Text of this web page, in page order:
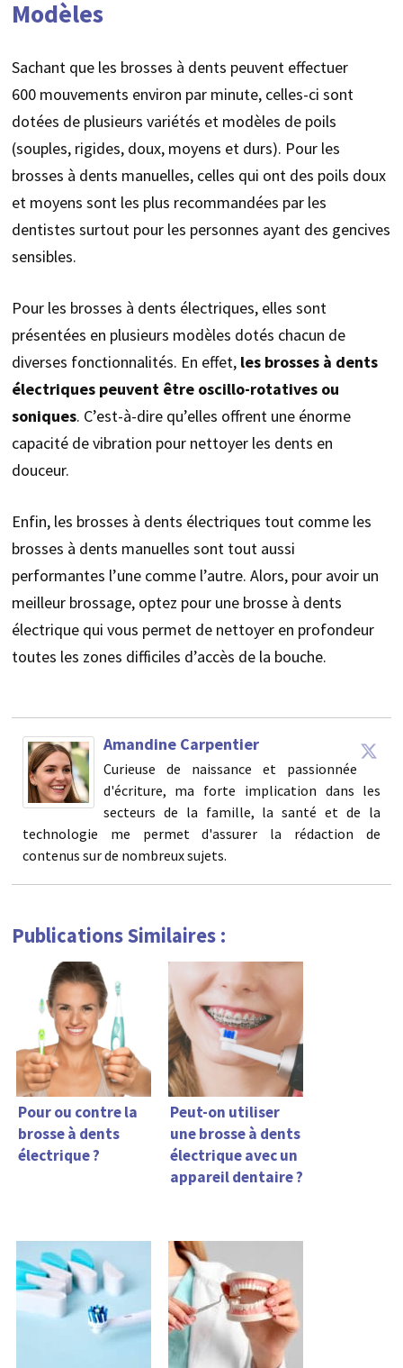
Modèles
Sachant que les brosses à dents peuvent effectuer
600 mouvements environ par minute, celles-ci sont
dotées de plusieurs variétés et modèles de poils
(souples, rigides, doux, moyens et durs). Pour les
brosses à dents manuelles, celles qui ont des poils doux
et moyens sont les plus recommandées par les
dentistes surtout pour les personnes ayant des gencives
sensibles.
Pour les brosses à dents électriques, elles sont
présentées en plusieurs modèles dotés chacun de
diverses fonctionnalités. En effet, les brosses à dents
électriques peuvent être oscillo-rotatives ou
soniques. C’est-à-dire qu’elles offrent une énorme
capacité de vibration pour nettoyer les dents en
douceur.
Enfin, les brosses à dents électriques tout comme les
brosses à dents manuelles sont tout aussi
performantes l’une comme l’autre. Alors, pour avoir un
meilleur brossage, optez pour une brosse à dents
électrique qui vous permet de nettoyer en profondeur
toutes les zones difficiles d’accès de la bouche.
Amandine Carpentier
Curieuse de naissance et passionnée
d'écriture, ma forte implication dans les
secteurs de la famille, la santé et de la
technologie me permet d'assurer la rédaction de
contenus sur de nombreux sujets.
Publications Similaires :
Pour ou contre la
brosse à dents
électrique ?
Peut-on utiliser
une brosse à dents
électrique avec un
appareil dentaire ?